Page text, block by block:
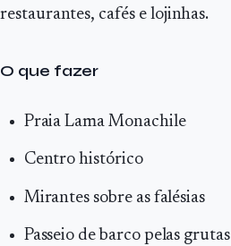
restaurantes, cafés e lojinhas.
O que fazer
Praia Lama Monachile
Centro histórico
Mirantes sobre as falésias
Passeio de barco pelas grutas